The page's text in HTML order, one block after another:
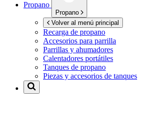
Propano
Propano
Volver al menú principal
Recarga de propano
Accesorios para parrilla
Parrillas y ahumadores
Calentadores portátiles
Tanques de propano
Piezas y accesorios de tanques